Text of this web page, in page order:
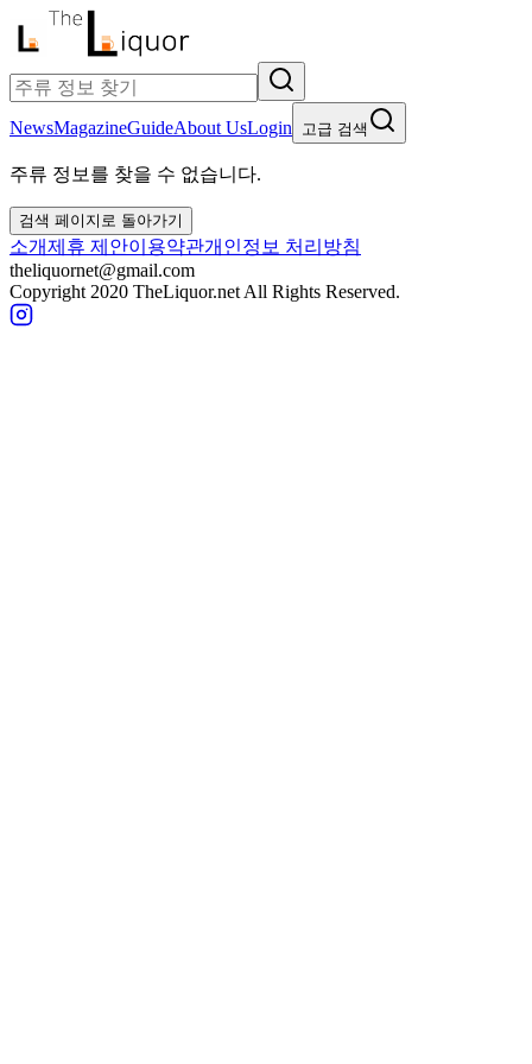
NewsMagazineGuideAbout UsLogin 고급 검색
주류 정보를 찾을 수 없습니다.
검색 페이지로 돌아가기
소개제휴 제안이용약관개인정보 처리방침
theliquornet@gmail.com
Copyright 2020 TheLiquor.net All Rights Reserved.